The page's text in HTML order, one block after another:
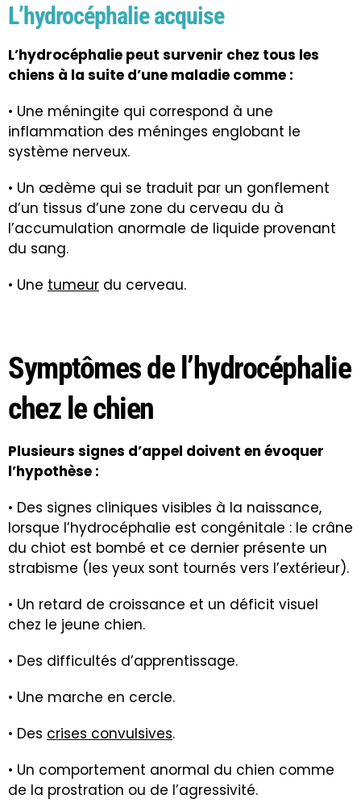
L’hydrocéphalie acquise
L’hydrocéphalie peut survenir chez tous les
chiens à la suite d’une maladie comme :
• Une méningite qui correspond à une
inflammation des méninges englobant le
système nerveux.
• Un œdème qui se traduit par un gonflement
d’un tissus d’une zone du cerveau du à
l’accumulation anormale de liquide provenant
du sang.
• Une tumeur du cerveau.
Symptômes de l’hydrocéphalie
chez le chien
Plusieurs signes d’appel doivent en évoquer
l’hypothèse :
• Des signes cliniques visibles à la naissance,
lorsque l’hydrocéphalie est congénitale : le crâne
du chiot est bombé et ce dernier présente un
strabisme (les yeux sont tournés vers l’extérieur).
• Un retard de croissance et un déficit visuel
chez le jeune chien.
• Des difficultés d’apprentissage.
• Une marche en cercle.
• Des crises convulsives.
• Un comportement anormal du chien comme
de la prostration ou de l’agressivité.